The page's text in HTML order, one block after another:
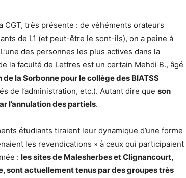
CGT, très présente : de véhéments orateurs
de L1 (et peut-être le sont-ils), on a peine à
des personnes les plus actives dans la
la faculté de Lettres est un certain Mehdi B., âgé
la Sorbonne pour le collège des BIATSS
de l’administration, etc.). Autant dire que son
l’annulation des partiels.
étudiants tiraient leur dynamique d’une forme
les revendications » à ceux qui participaient
: les sites de Malesherbes et Clignancourt,
sont actuellement tenus par des groupes très